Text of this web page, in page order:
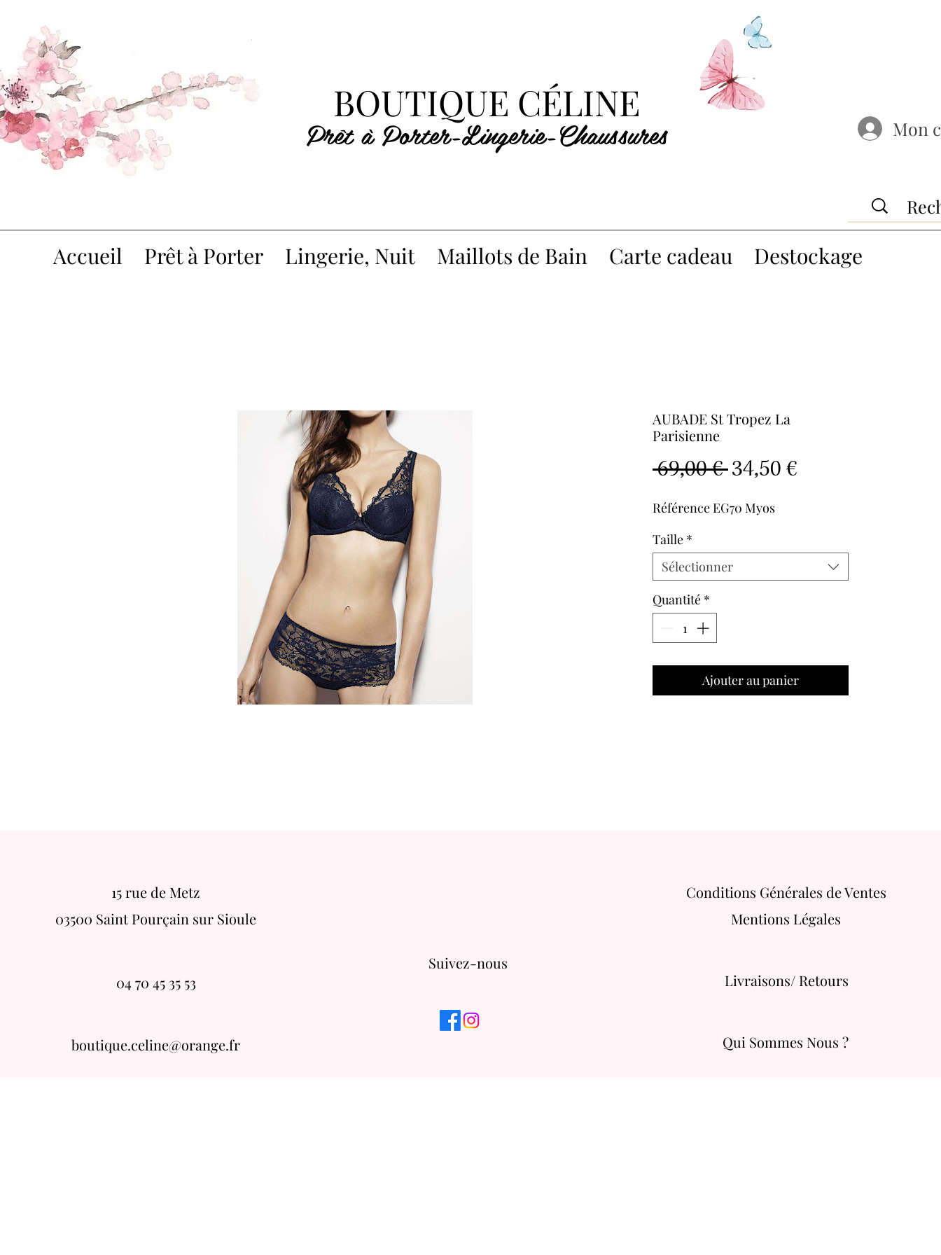
BOUTIQUE CÉLINE
Prêt à Porter-Lingerie-Chaussures Mon
Accueil Prêt à Porter Lingerie, Nuit Maillots de Bain Carte cadeau Destockage
AUBADE St Tropez La
Parisienne
69,00 € Prix
original
34,50 €
Référence EG70 Myos
Taille *
Sélectionner
Quantité *
Ajouter au panier
15 rue de Metz
03500 Saint Pourçain sur Sioule
04 70 45 35 53
boutique.celine@orange.fr
Suivez-nous
Conditions Générales de Ventes
Mentions Légales
Livraisons/ Retours
Qui Sommes Nous ?